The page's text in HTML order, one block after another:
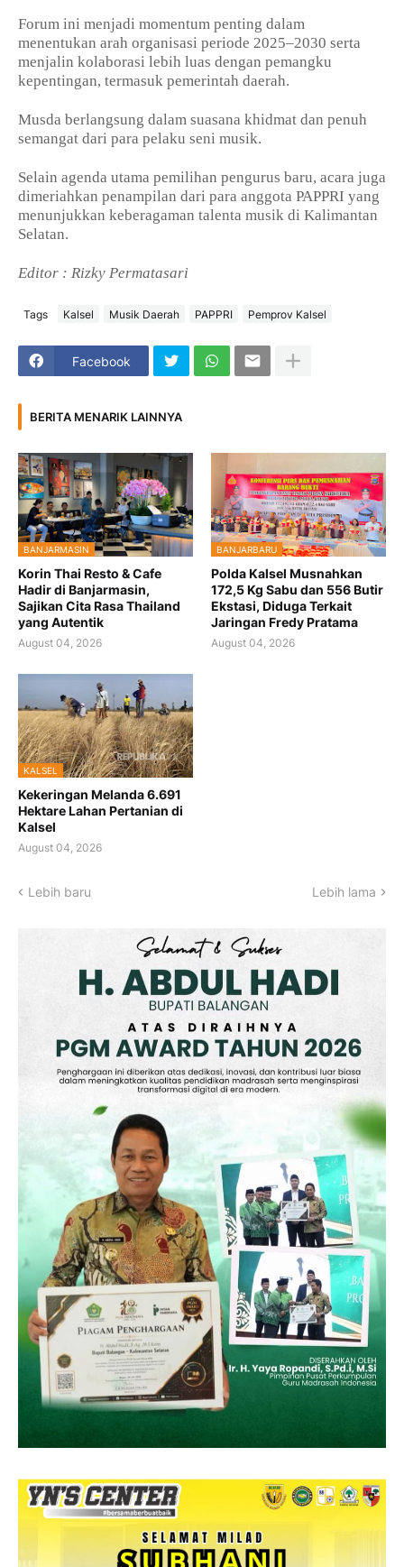
Forum ini menjadi momentum penting dalam
menentukan arah organisasi periode 2025–2030 serta
menjalin kolaborasi lebih luas dengan pemangku
kepentingan, termasuk pemerintah daerah.
Musda berlangsung dalam suasana khidmat dan penuh
semangat dari para pelaku seni musik.
Selain agenda utama pemilihan pengurus baru, acara juga
dimeriahkan penampilan dari para anggota PAPPRI yang
menunjukkan keberagaman talenta musik di Kalimantan
Selatan.
Editor : Rizky Permatasari
Tags Kalsel Musik Daerah PAPPRI Pemprov Kalsel
Facebook
BERITA MENARIK LAINNYA
BANJARMASIN
Korin Thai Resto & Cafe
Hadir di Banjarmasin,
Sajikan Cita Rasa Thailand
yang Autentik
August 04, 2026
BANJARBARU
Polda Kalsel Musnahkan
172,5 Kg Sabu dan 556 Butir
Ekstasi, Diduga Terkait
Jaringan Fredy Pratama
August 04, 2026
KALSEL
Kekeringan Melanda 6.691
Hektare Lahan Pertanian di
Kalsel
August 04, 2026
Lebih baru Lebih lama